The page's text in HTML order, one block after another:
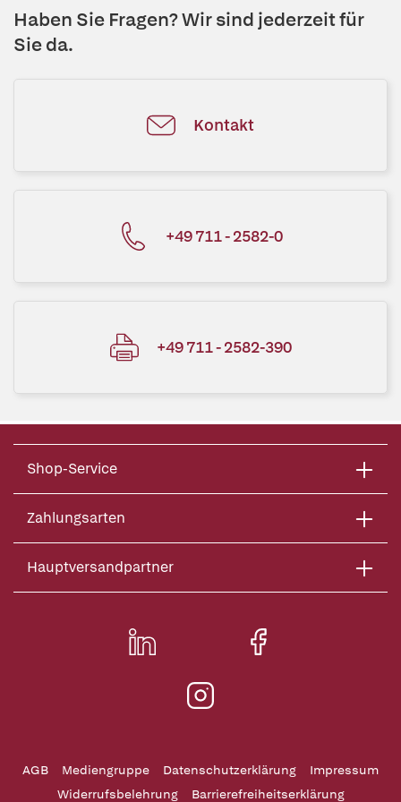
Haben Sie Fragen? Wir sind jederzeit für
Sie da.
Kontakt
+49 711 - 2582-0
+49 711 - 2582-390
Shop-Service
Zahlungsarten
Hauptversandpartner
AGB Mediengruppe Datenschutzerklärung
Impressum
Widerrufsbelehrung
Barrierefreiheitserklärung